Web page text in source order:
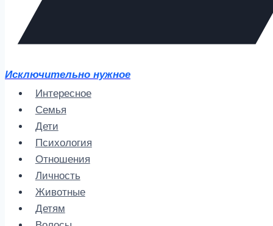
Исключительно нужное
Интересное
Семья
Дети
Психология
Отношения
Личность
Животные
Детям